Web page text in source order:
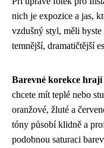
nich je expozice a jas,
vzdušný styl, měli
temnější, dramatičtější
Barevné korekce
chcete mít teplé nebo
oranžové, žluté a
tóny působí klidně a
podobnou saturaci